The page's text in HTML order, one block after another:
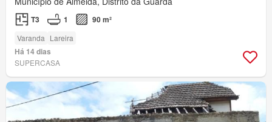
T3 1 90 m²
Varanda Lareira
Há 14 dias
SUPERCASA